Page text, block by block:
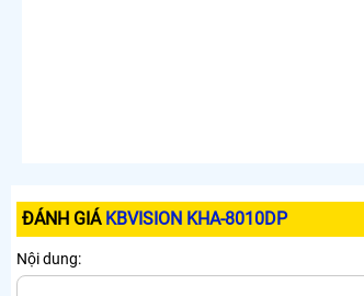
ĐÁNH GIÁ KBVISION KHA-8010DP
Nội dung: